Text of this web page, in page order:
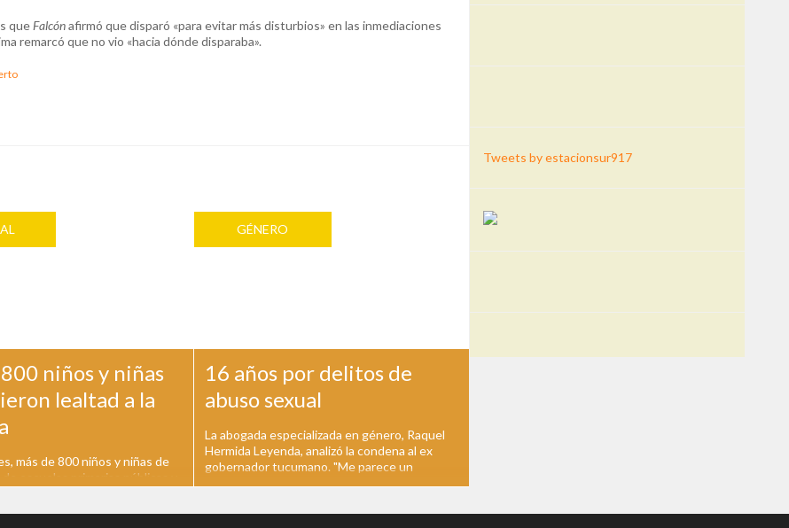
que Falcónafirmó que disparó «para evitar más disturbios» en las inmediaciones
remarcó que no vio «hacia dónde disparaba».
niños y niñas
lealtad a la
más de 800 niños y niñas de
escuelas primarias públicas y
GÉNERO
16 años por delitos de
abuso sexual
La abogada especializada en género, Raquel
Hermida Leyenda, analizó la condena al ex
gobernador tucumano. "Me parece un
Padilla condenó ayer al ex gobernador y ex
Tweets by estacionsur917